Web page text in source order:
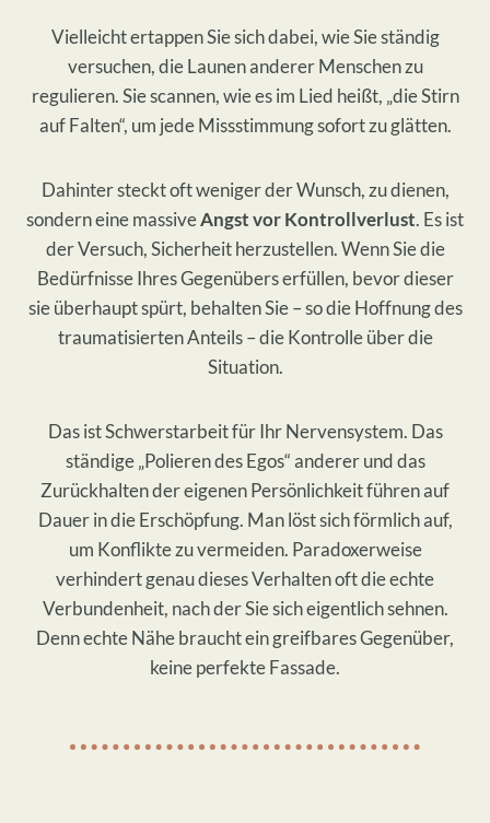
​Vielleicht ertappen Sie sich dabei, wie Sie ständig
versuchen, die Launen anderer Menschen zu
regulieren. Sie scannen, wie es im Lied heißt, „die Stirn
auf Falten“, um jede Missstimmung sofort zu glätten.
​Dahinter steckt oft weniger der Wunsch, zu dienen,
sondern eine massiveAngst vor Kontrollverlust. Es ist
der Versuch, Sicherheit herzustellen. Wenn Sie die
Bedürfnisse Ihres Gegenübers erfüllen, bevor dieser
sie überhaupt spürt, behalten Sie – so die Hoffnung des
traumatisierten Anteils – die Kontrolle über die
Situation.
​Das ist Schwerstarbeit für Ihr Nervensystem. Das
ständige „Polieren des Egos“ anderer und das
Zurückhalten der eigenen Persönlichkeit führen auf
Dauer in die Erschöpfung. Man löst sich förmlich auf,
um Konflikte zu vermeiden. Paradoxerweise
verhindert genau dieses Verhalten oft die echte
Verbundenheit, nach der Sie sich eigentlich sehnen.
Denn echte Nähe braucht ein greifbares Gegenüber,
keine perfekte Fassade.